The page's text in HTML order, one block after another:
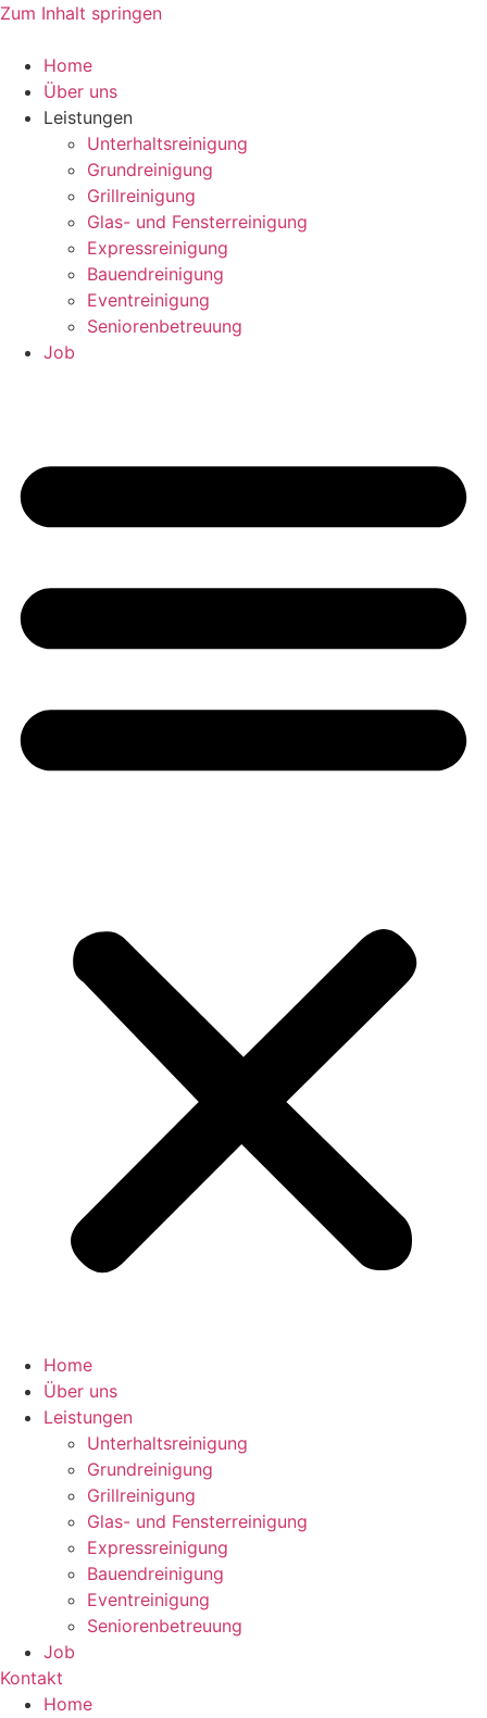
Zum Inhalt springen
Home
Über uns
Leistungen
Unterhaltsreinigung
Grundreinigung
Grillreinigung
Glas- und Fensterreinigung
Expressreinigung
Bauendreinigung
Eventreinigung
Seniorenbetreuung
Job
Home
Über uns
Leistungen
Unterhaltsreinigung
Grundreinigung
Grillreinigung
Glas- und Fensterreinigung
Expressreinigung
Bauendreinigung
Eventreinigung
Seniorenbetreuung
Job
Kontakt
Home